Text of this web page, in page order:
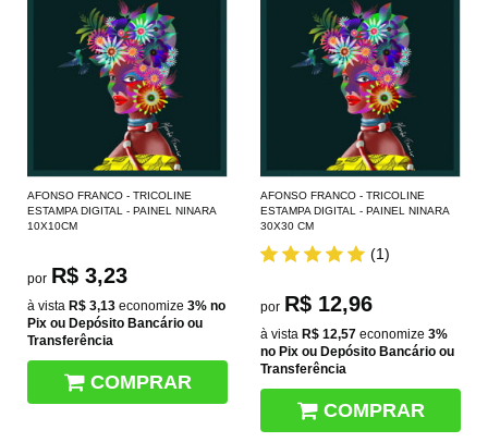
AFONSO FRANCO - TRICOLINE
ESTAMPA DIGITAL - PAINEL NINARA
10X10CM
por R$ 3,23
à vista R$ 3,13 economize 3% no
Pix ou Depósito Bancário ou
Transferência
COMPRAR
AFONSO FRANCO - TRICOLINE
ESTAMPA DIGITAL - PAINEL NINARA
30X30 CM
(1)
por R$ 12,96
à vista R$ 12,57 economize 3%
no Pix ou Depósito Bancário ou
Transferência
COMPRAR